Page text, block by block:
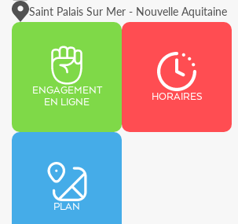
Saint Palais Sur Mer - Nouvelle Aquitaine
ENGAGEMENT
EN LIGNE
HORAIRES
PLAN